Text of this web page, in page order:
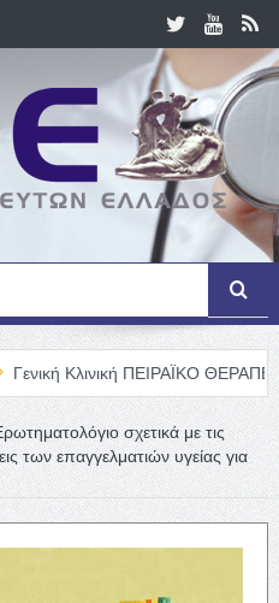
ΠΕΙΡΑΪΚΟ ΘΕΡΑΠΕΥΤΗΡΙΟ Α.
σχετικά με τις
των επαγγελματιών υγείας για